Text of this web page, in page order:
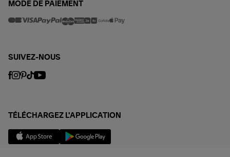
MODE DE PAIEMENT
SUIVEZ-NOUS
TÉLÉCHARGEZ L'APPLICATION